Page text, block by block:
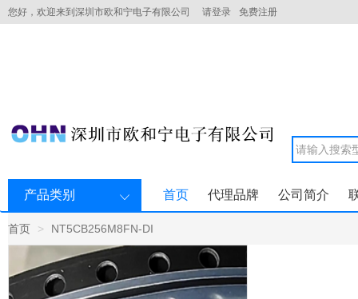
您好，欢迎来到深圳市欧和宁电子有限公司 请登录 免费注册
产品类别 首页 代理品牌 公司简介
首页 NT5CB256M8FN-DI